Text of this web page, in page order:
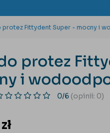
protez Fittydent Super - mocny i
protez
i
0/6 (opinii: 0)
zł